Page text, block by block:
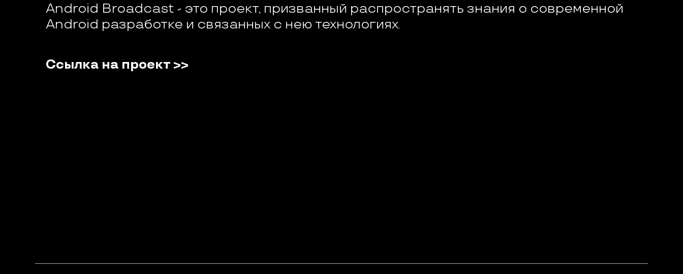
Android Broadcast - это проект, призванный распространять знания о современной
Android разработке и связанных с нею технологиях.
Ссылка на проект >>